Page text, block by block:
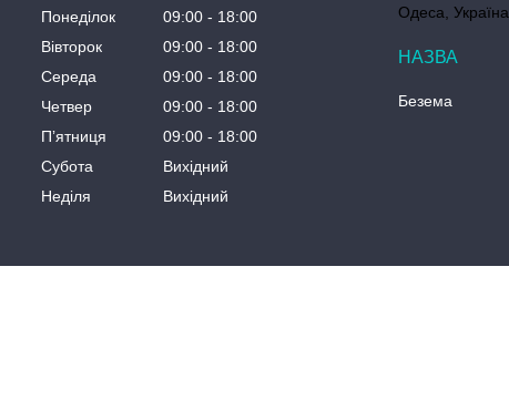
Понеділок 09:00
18:00
Вівторок
09:00
18:00
Середа
09:00
18:00
Четвер
09:00
18:00
Пʼятниця
09:00
18:00
Субота
Вихідний
Неділя
Вихідний
Одеса, Україна
Безема